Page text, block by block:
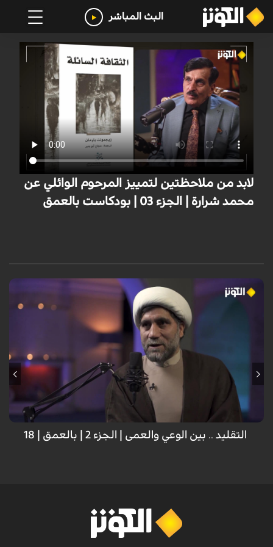
البث المباشر
لابد من ملاحظتين لتمييز المرحوم الوائلي عن
محمد شرارة | الجزء 03 | بودكاست بالعمق
ضيف الحلقة: د. الشيخ محمد علي ميرزائي؛ مؤسس مركز الحضارة لتنمية الفكر
الإسلامي
التقليد .. بين الوعي والعمى | الجزء 2 | بالعمق | 18